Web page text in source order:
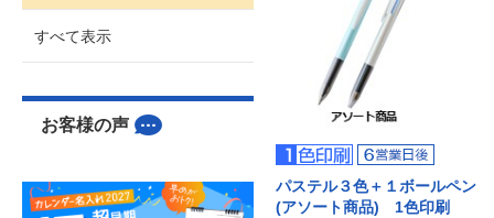
パステル３色＋１ボールペン
(アソート商品) 1色印刷
すべて表示
お客様の声